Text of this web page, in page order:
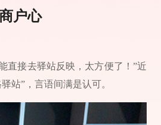
户心
直接去驿站反映，太方便了！”近
站”，言语间满是认可。